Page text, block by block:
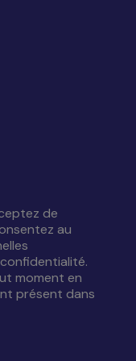
de
au
moment en
présent dans